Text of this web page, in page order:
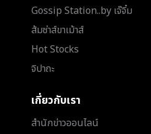
Gossip Station..by เจ๊จิ๋ม
ส้มซ่าส์ขาเม้าส์
Hot Stocks
จิปาถะ
เกี่ยวกับเรา
สำนักข่าวออนไลน์